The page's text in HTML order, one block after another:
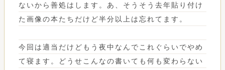
ないから善処はします。あ、そうそう去年貼り付け
た画像の本たちだけど半分以上は忘れてます。
今回は適当だけどもう夜中なんでこれぐらいでやめ
て寝ます。どうせこんなの書いても何も変わらない